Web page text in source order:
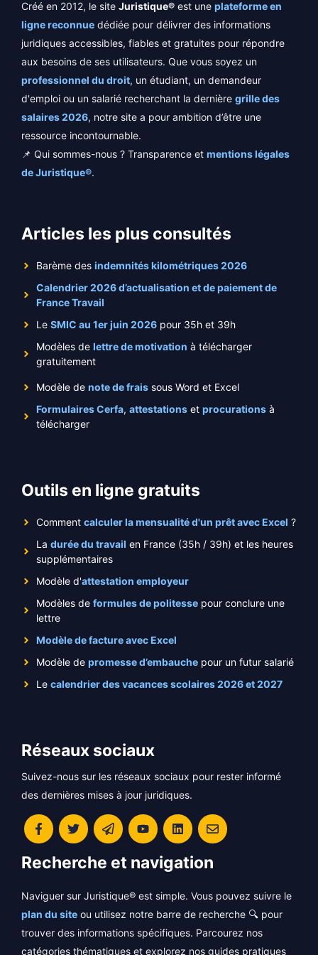
Créé en 2012, le site Juristique® est une plateforme en
ligne reconnue dédiée pour délivrer des informations
juridiques accessibles, fiables et gratuites pour répondre
aux besoins de ses utilisateurs. Que vous soyez un
professionnel du droit, un étudiant, un demandeur
d'emploi ou un salarié recherchant la dernière grille des
salaires 2026, notre site a pour ambition d’être une
ressource incontournable.
📌 Qui sommes-nous ? Transparence et mentions légales
de Juristique®.
Articles les plus consultés
Barème des indemnités kilométriques 2026
Calendrier 2026 d’actualisation et de paiement de
France Travail
Le SMIC au 1er juin 2026 pour 35h et 39h
Modèles de lettre de motivation à télécharger
gratuitement
Modèle de note de frais sous Word et Excel
Formulaires Cerfa, attestations et procurations à
télécharger
Outils en ligne gratuits
Comment calculer la mensualité d'un prêt avec Excel ?
La durée du travail en France (35h / 39h) et les heures
supplémentaires
Modèle d'attestation employeur
Modèles de formules de politesse pour conclure une
lettre
Modèle de facture avec Excel
Modèle de promesse d’embauche pour un futur salarié
Le calendrier des vacances scolaires 2026 et 2027
Réseaux sociaux
Suivez-nous sur les réseaux sociaux pour rester informé
des dernières mises à jour juridiques.
Recherche et navigation
Naviguer sur Juristique® est simple. Vous pouvez suivre le
plan du site ou utilisez notre barre de recherche 🔍 pour
trouver des informations spécifiques. Parcourez nos
catégories thématiques et explorez nos guides pratiques